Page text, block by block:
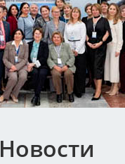
Новости